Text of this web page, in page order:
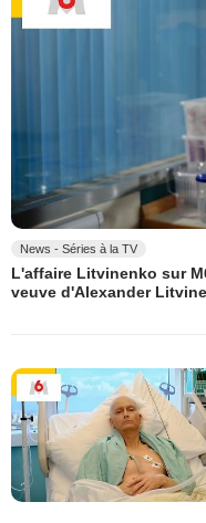
News - Séries à la TV
L'affaire Litvinenko sur
veuve d'Alexander